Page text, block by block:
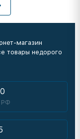
магазин
товары недорого
РФ